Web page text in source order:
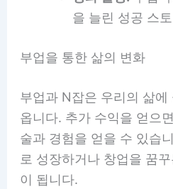
을 늘린 성공 스
부업을 통한 삶의 변화
부업과 N잡은 우리의 삶에
옵니다. 추가 수익을 얻으
술과 경험을 얻을 수 있습
로 성장하거나 창업을 꿈
이 됩니다.